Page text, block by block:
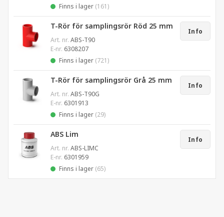
Finns i lager (161)
T-Rör för samplingsrör Röd 25 mm
Art. nr. ABS-T90
E-nr. 6308207
Finns i lager (721)
Info
T-Rör för samplingsrör Grå 25 mm
Art. nr. ABS-T90G
E-nr. 6301913
Finns i lager (29)
Info
ABS Lim
Art. nr. ABS-LIMC
E-nr. 6301959
Finns i lager (65)
Info